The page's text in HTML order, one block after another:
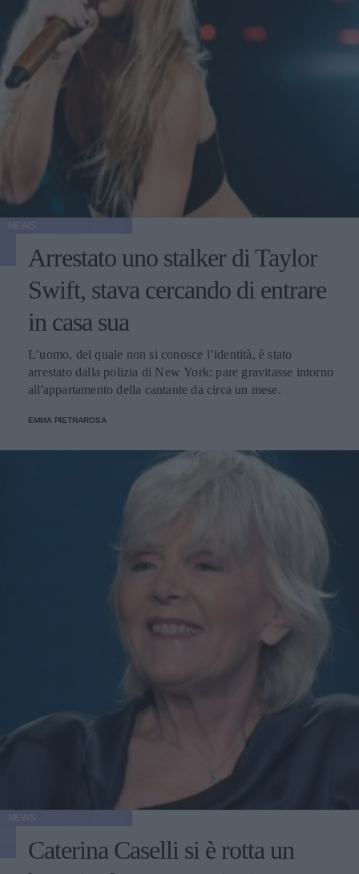
Arrestato uno stalker di Taylor
Swift, stava cercando di entrare
in casa sua
L’uomo, del quale non si conosce l’identità, è stato
arrestato dalla polizia di New York: pare gravitasse intorno
all'appartamento della cantante da circa un mese.
EMMA PIETRAROSA
Caterina Caselli si è rotta un